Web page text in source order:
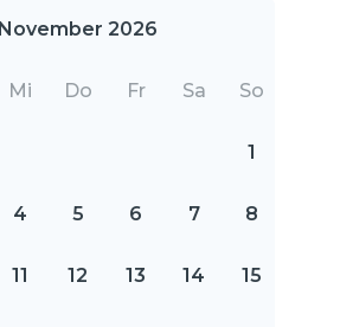
November 2026
Mi Do Fr Sa So
1
4 5 6 7 8
11 12 13 14 15